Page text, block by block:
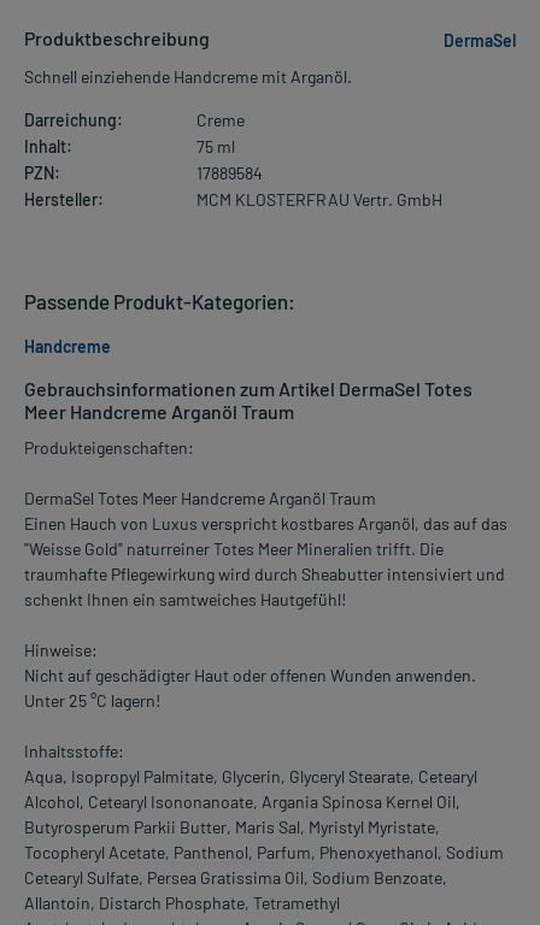
Produktbeschreibung
DermaSel
Schnell einziehende Handcreme mit Arganöl.
Darreichung:
Creme
Inhalt:
75 ml
PZN:
17889584
Hersteller:
MCM KLOSTERFRAU Vertr. GmbH
Gebrauchsinformationen zum Artikel DermaSel Totes
Meer Handcreme Arganöl Traum
Produkteigenschaften:
DermaSel Totes Meer Handcreme Arganöl Traum
Einen Hauch von Luxus verspricht kostbares Arganöl, das auf das
"Weisse Gold" naturreiner Totes Meer Mineralien trifft. Die
traumhafte Pflegewirkung wird durch Sheabutter intensiviert und
schenkt Ihnen ein samtweiches Hautgefühl!
Hinweise:
Nicht auf geschädigter Haut oder offenen Wunden anwenden.
Unter 25 °C lagern!
Inhaltsstoffe:
Aqua, Isopropyl Palmitate, Glycerin, Glyceryl Stearate, Cetearyl
Alcohol, Cetearyl Isononanoate, Argania Spinosa Kernel Oil,
Butyrosperum Parkii Butter, Maris Sal, Myristyl Myristate,
Tocopheryl Acetate, Panthenol, Parfum, Phenoxyethanol, Sodium
Cetearyl Sulfate, Persea Gratissima Oil, Sodium Benzoate,
Allantoin, Distarch Phosphate, Tetramethyl
Passende Produkt-Kategorien:
Handcreme